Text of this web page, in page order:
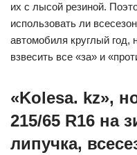
их с лысой резиной.
использовать ли
автомобиля круглый год,
взвесить все «за» и
«Kolesa. kz»,
215/65 R16 на
липучка,